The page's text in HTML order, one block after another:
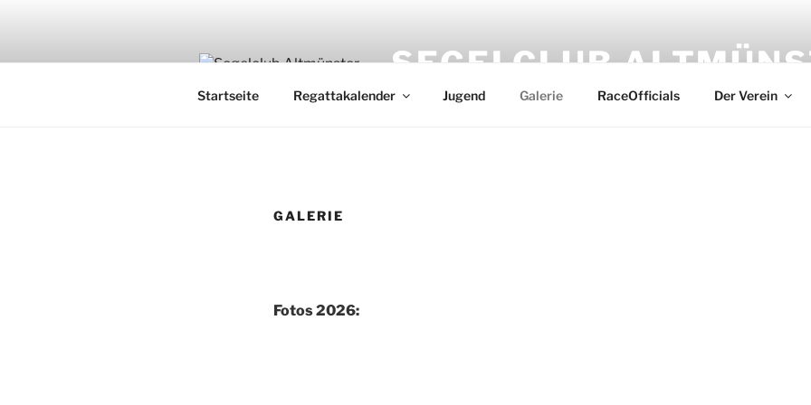
SEGELCLUB
Startseite Regattakalender Jugend Galerie RaceOfficials Der Verein
GALERIE
Fotos 2026: